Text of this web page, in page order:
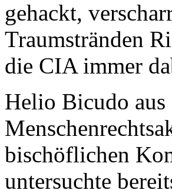
gehackt,
Traumstränden
die CIA immer
Helio Bicudo
bischöflichen
untersuchte